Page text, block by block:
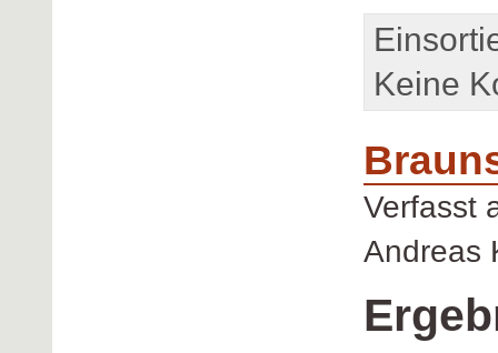
Keine
Verfasst
Andreas